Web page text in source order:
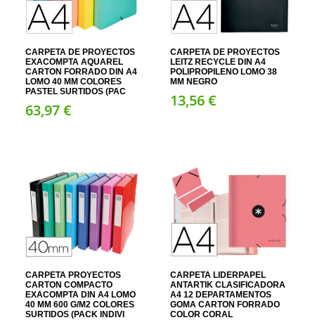
CARPETA DE PROYECTOS
EXACOMPTA AQUAREL
CARTON FORRADO DIN A4
LOMO 40 MM COLORES
PASTEL SURTIDOS (PAC
63,97€
CARPETA DE PROYECTOS
LEITZ RECYCLE DIN A4
POLIPROPILENO LOMO 38
MM NEGRO
13,56€
CARPETA PROYECTOS
CARTON COMPACTO
EXACOMPTA DIN A4 LOMO
40 MM 600 G/M2 COLORES
SURTIDOS (PACK INDIVI
CARPETA LIDERPAPEL
ANTARTIK CLASIFICADORA
A4 12 DEPARTAMENTOS
GOMA CARTON FORRADO
COLOR CORAL